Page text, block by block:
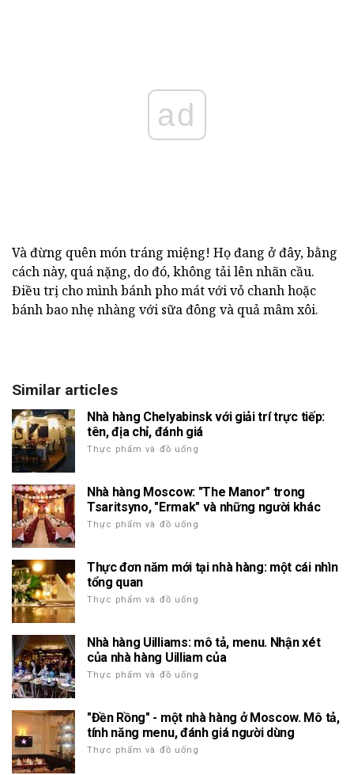
ad
Và đừng quên món tráng miệng! Họ đang ở đây, bằng
cách này, quá nặng, do đó, không tải lên nhãn cầu.
Điều trị cho mình bánh pho mát với vỏ chanh hoặc
bánh bao nhẹ nhàng với sữa đông và quả mâm xôi.
Similar articles
Nhà hàng Chelyabinsk với giải trí trực tiếp:
tên, địa chỉ, đánh giá
Thực phẩm và đồ uống
Nhà hàng Moscow: "The Manor" trong
Tsaritsyno, "Ermak" và những người khác
Thực phẩm và đồ uống
Thực đơn năm mới tại nhà hàng: một cái nhìn
tổng quan
Thực phẩm và đồ uống
Nhà hàng Uilliams: mô tả, menu. Nhận xét
của nhà hàng Uilliam của
Thực phẩm và đồ uống
"Đền Rồng" - một nhà hàng ở Moscow. Mô tả,
tính năng menu, đánh giá người dùng
Thực phẩm và đồ uống